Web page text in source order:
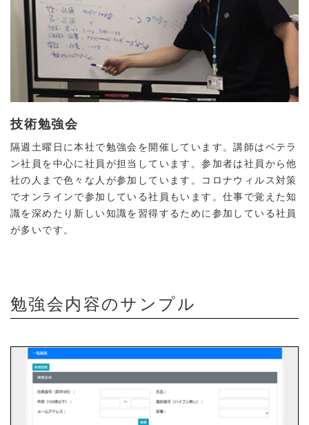
技術勉強会
隔週土曜日に本社で勉強会を開催しています。講師はベテラ
ン社員を中心に社員が担当しています。参加者は社員から他
社の人まで色々な人が参加しています。コロナウィルス対策
でオンラインで参加している社員もいます。仕事で覚えた知
識を深めたり新しい知識を習得するために参加している社員
が多いです。
勉強会内容のサンプル